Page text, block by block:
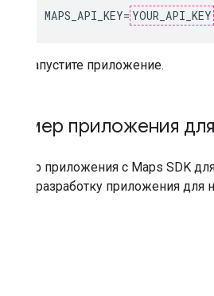
MAPS_API_KEY= YOUR_API_KEY
Запустите приложение.
Пример приложения
Пример приложения с Maps SDK
начать разработку приложения